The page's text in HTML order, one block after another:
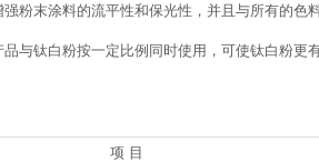
粉末涂料的流平性和保光性，并且与所有的
与钛白粉按一定比例同时使用，可使钛白粉
项 目